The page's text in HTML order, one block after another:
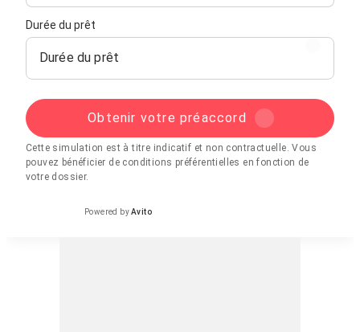
Durée du prêt
Durée du prêt
Obtenir votre préaccord
Cette simulation est à titre indicatif et non contractuelle. Vous
pouvez bénéficier de conditions préférentielles en fonction de
votre dossier.
Powered byAvito